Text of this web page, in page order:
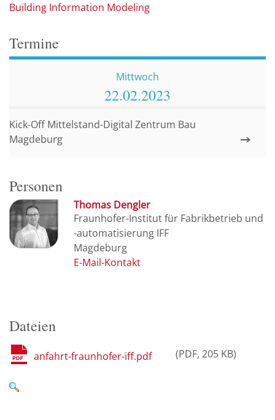
Building Information Modeling
Dateien
anfahrt-fraunhofer-iff.pdf PDF 205 KB
Termine
Mittwoch
22.02.2023
Magdeburg
Kick-Off Mittelstand-Digital Zentrum Bau
Personen
Thomas Dengler
Fraunhofer-Institut für Fabrikbetrieb und
-automatisierung IFF
Magdeburg